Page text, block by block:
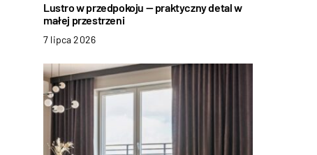
Lustro w przedpokoju — praktyczny detal w
małej przestrzeni
7 lipca 2026